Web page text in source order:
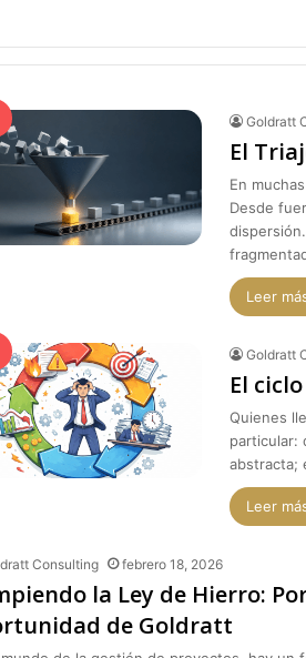
Goldratt
El
En
Desde
Leer
Goldratt
El
Quienes
particular:
abstracta;
Leer
Consulting febrero 18, 2026
la Ley de Hierro:
de Goldratt